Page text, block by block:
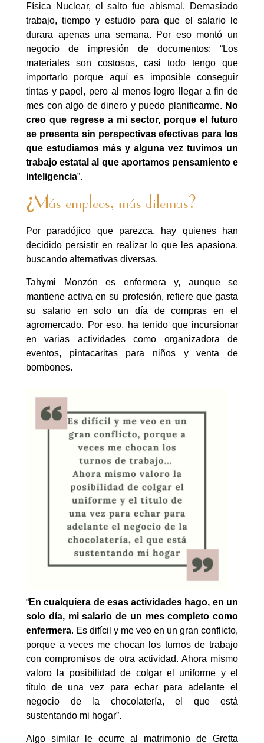
Física Nuclear, el salto fue abismal. Demasiado
trabajo, tiempo y estudio para que el salario le
durara apenas una semana. Por eso montó un
negocio de impresión de documentos: “Los
materiales son costosos, casi todo tengo que
importarlo porque aquí es imposible conseguir
tintas y papel, pero al menos logro llegar a fin de
mes con algo de dinero y puedo planificarme. No
creo que regrese a mi sector, porque el futuro
se presenta sin perspectivas efectivas para los
que estudiamos más y alguna vez tuvimos un
trabajo estatal al que aportamos pensamiento e
inteligencia”.
¿Más empleos, más dilemas?
Por paradójico que parezca, hay quienes han
decidido persistir en realizar lo que les apasiona,
buscando alternativas diversas.
Tahymi Monzón es enfermera y, aunque se
mantiene activa en su profesión, refiere que gasta
su salario en solo un día de compras en el
agromercado. Por eso, ha tenido que incursionar
en varias actividades como organizadora de
eventos, pintacaritas para niños y venta de
bombones.
“En cualquiera de esas actividades hago, en un
solo día, mi salario de un mes completo como
enfermera. Es difícil y me veo en un gran conflicto,
porque a veces me chocan los turnos de trabajo
con compromisos de otra actividad. Ahora mismo
valoro la posibilidad de colgar el uniforme y el
título de una vez para echar para adelante el
negocio de la chocolatería, el que está
sustentando mi hogar”.
Algo similar le ocurre al matrimonio de Gretta